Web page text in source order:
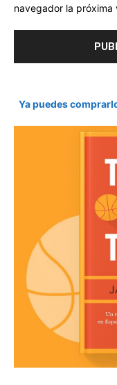
navegador la próxima
Ya puedes